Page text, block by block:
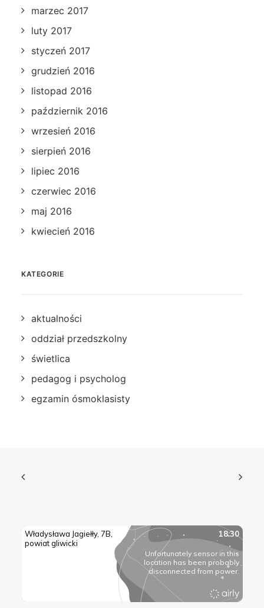
marzec 2017
luty 2017
styczeń 2017
grudzień 2016
listopad 2016
październik 2016
wrzesień 2016
sierpień 2016
lipiec 2016
czerwiec 2016
maj 2016
kwiecień 2016
KATEGORIE
aktualności
oddział przedszkolny
świetlica
pedagog i psycholog
egzamin ósmoklasisty